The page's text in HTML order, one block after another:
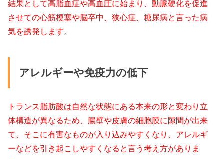
結果として高脂血症や高血圧に始まり、動脈硬化を促進
させての心筋梗塞や脳卒中、狭心症、糖尿病と言った病
気を誘発します。
アレルギーや免疫力の低下
トランス脂肪酸は自然な状態にある本来の形と変わり立
体構造が異なるため、腸壁や皮膚の細胞膜に隙間が出来
て、そこに有害なものが入り込みやすくなり、アレルギ
ーなどを引き起こしやすくなると言う考え方がありま